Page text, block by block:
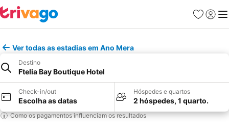
Favoritos
Iniciar
Ver todas as estadias em Ano Mera
Destino
Ftelia Bay Boutique Hotel
Check-in/out
Escolha as datas
Hóspedes e quartos
2 hóspedes, 1 quarto.
Como os pagamentos influenciam os resultados